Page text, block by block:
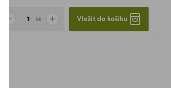
ks Vložit do košíku